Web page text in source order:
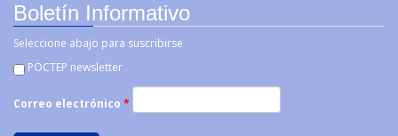
Boletín Informativo
Seleccione abajo para suscribirse
POCTEP newsletter
Correo electrónico *